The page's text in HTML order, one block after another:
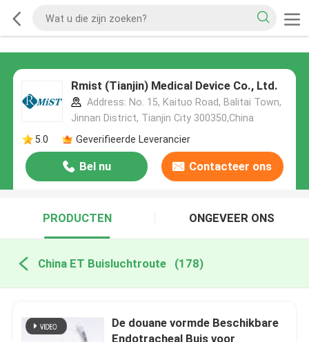
Rmist (Tianjin) Medical Device Co., Ltd.
Address: No. 15, Kaituo Road, Balitai Town,
Jinnan District, Tianjin City 300350,China
5.0
Geverifieerde Leverancier
Bel nu Contacteer ons
PRODUCTEN ONGEVEER ONS
China ET Buisluchtroute (178)
De douane vormde Beschikbare
Endotracheal Buis voor